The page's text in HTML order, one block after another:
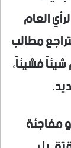
العام
مطالب
فشيئاً،
مفاجئة